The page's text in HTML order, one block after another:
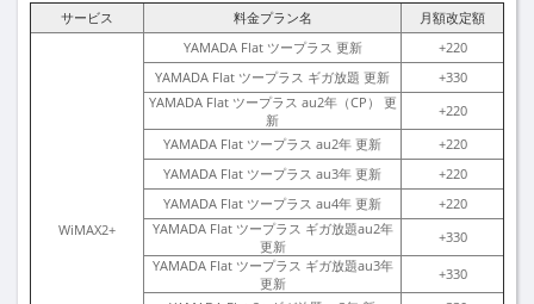
サービス 料金プラン名 月額改定額
WiMAX2+
YAMADA Flat ツープラス 更新
+220
YAMADA Flat ツープラス ギガ放題 更新
+330
YAMADA Flat ツープラス au2年（CP） 更
新
+220
YAMADA Flat ツープラス au2年 更新
+220
YAMADA Flat ツープラス au3年 更新
+220
YAMADA Flat ツープラス au4年 更新
+220
YAMADA Flat ツープラス ギガ放題au2年
更新
+330
YAMADA Flat ツープラス ギガ放題au3年
更新
+330